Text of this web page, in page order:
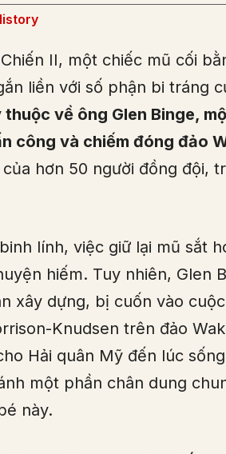
II, một chiếc mũ cối
liền với số phận bi tráng
thuộc về ông Glen Binge,
công và chiếm đóng đảo
hơn 50 người đồng đội,
lính, việc giữ lại mũ sắt
hiếm. Tuy nhiên, Glen
xây dựng, bị cuốn vào
Knudsen trên đảo
Hải quân Mỹ đến lúc
một phần chân dung
này.